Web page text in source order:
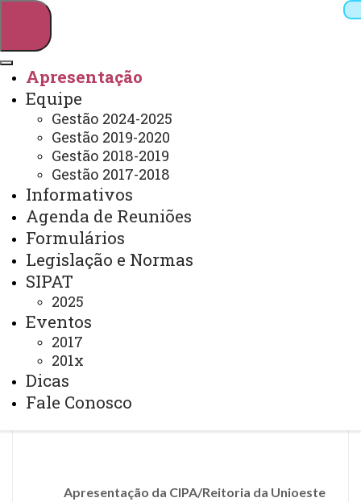
Webmail Sistemas
Arquivo Virtual
Apresentação
Equipe
Gestão 2024-2025
Gestão 2019-2020
Gestão 2018-2019
Gestão 2017-2018
Informativos
Agenda de Reuniões
Formulários
Legislação e Normas
SIPAT
2025
Eventos
2017
201x
Dicas
Fale Conosco
Apresentação
Apresentação da CIPA/Reitoria da Unioeste